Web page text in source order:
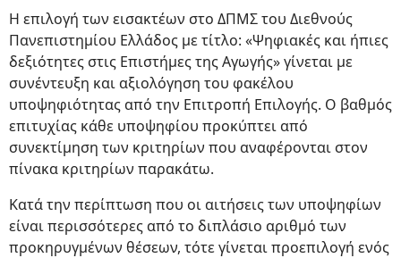
Η επιλογή των εισακτέων στο ΔΠΜΣ του Διεθνούς
Πανεπιστημίου Ελλάδος με τίτλο: «Ψηφιακές και ήπιες
δεξιότητες στις Επιστήμες της Αγωγής» γίνεται με
συνέντευξη και αξιολόγηση του φακέλου
υποψηφιότητας από την Επιτροπή Επιλογής. Ο βαθμός
επιτυχίας κάθε υποψηφίου προκύπτει από
συνεκτίμηση των κριτηρίων που αναφέρονται στον
πίνακα κριτηρίων παρακάτω.
Κατά την περίπτωση που οι αιτήσεις των υποψηφίων
είναι περισσότερες από το διπλάσιο αριθμό των
προκηρυγμένων θέσεων, τότε γίνεται προεπιλογή ενός